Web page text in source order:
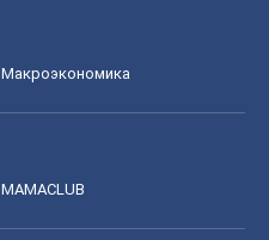
Mакроэкономика
MAMACLUB